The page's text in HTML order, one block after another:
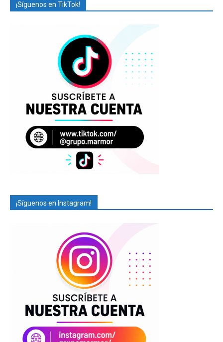
¡Síguenos en TikTok!
¡Síguenos en Instagram!